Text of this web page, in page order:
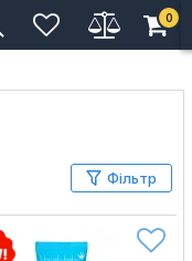
0
Фільтр